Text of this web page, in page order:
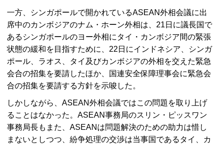
一方、シンガポールで開かれているASEAN外相会議に出
席中のカンボジアのナム・ホーン外相は、21日に議長国で
あるシンガポールのヨー外相にタイ・カンボジア間の緊張
状態の緩和を目指すために、22日にインドネシア、シンガ
ポール、ラオス、タイ及びカンボジアの外相を交えた緊急
会合の招集を要請したほか、国連安全保障理事会に緊急会
合の招集を要請する方針を示唆した。
しかしながら、ASEAN外相会議ではこの問題を取り上げ
ることはなかった。ASEAN事務局のスリン・ピッスワン
事務局長もまた、ASEANは問題解決のための助力は惜し
まないとしつつ、紛争処理の交渉は当事国であるタイ、カ